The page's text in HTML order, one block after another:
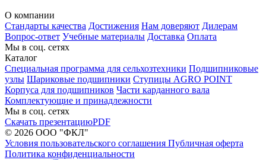
О компании
Стандарты качества Достижения Нам доверяют Дилерам
Вопрос-ответ Учебные материалы Доставка Оплата
Мы в соц. сетях
Каталог
Специальная программа для сельхозтехники Подшипниковые
узлы Шариковые подшипники Ступицы AGRO POINT
Корпуса для подшипников Части карданного вала
Комплектующие и принадлежности
Мы в соц. сетях
Скачать презентациюPDF
© 2026 ООО "ФКЛ"
Условия пользовательского соглашения Публичная оферта
Политика конфиденциальности